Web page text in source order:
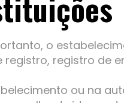
o
registro de
ou na